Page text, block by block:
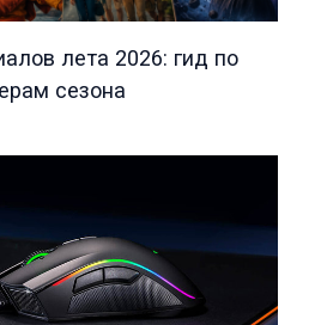
лета 2026: гид по
сезона